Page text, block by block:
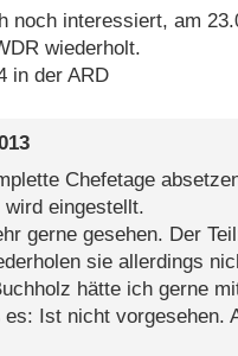
noch interessiert, am
wiederholt.
in der ARD
Chefetage
eingestellt.
gerne gesehen. Der
sie allerdings
hätte ich gerne
Ist nicht vorgesehen.